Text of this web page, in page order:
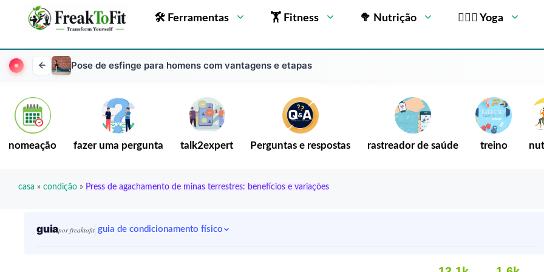
🛠 Ferramentas 🏋 Fitness 🥦 Nutrição 🧘🏻‍♂️ Yoga
Pose de esfinge para homens com vantagens e etapas
nomeação fazer uma pergunta talk2expert Perguntas e respostas rastreador de saúde treino
casa » condição » Press de agachamento de minas terrestres: benefícios e variações
guiapor freaktofit guia de condicionamento físico